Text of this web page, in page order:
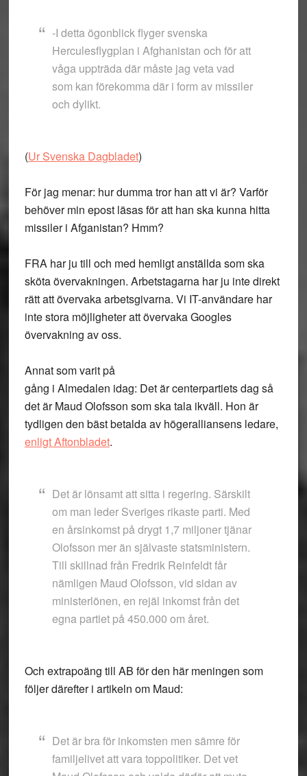
-I detta ögonblick flyger svenska
Herculesflygplan i Afghanistan och för att
våga uppträda där måste jag veta vad
som kan förekomma där i form av missiler
och dylikt.
(Ur Svenska Dagbladet)
För jag menar: hur dumma tror han att vi är? Varför
behöver min epost läsas för att han ska kunna hitta
missiler i Afganistan? Hmm?
FRA har ju till och med hemligt anställda som ska
sköta övervakningen. Arbetstagarna har ju inte direkt
rätt att övervaka arbetsgivarna. Vi IT-användare har
inte stora möjligheter att övervaka Googles
övervakning av oss.
Annat som varit på
gång i Almedalen idag: Det är centerpartiets dag så
det är Maud Olofsson som ska tala ikväll. Hon är
tydligen den bäst betalda av högeralliansens ledare,
enligt Aftonbladet.
Det är lönsamt att sitta i regering. Särskilt
om man leder Sveriges rikaste parti. Med
en årsinkomst på drygt 1,7 miljoner tjänar
Olofsson mer än självaste statsministern.
Till skillnad från Fredrik Reinfeldt får
nämligen Maud Olofsson, vid sidan av
ministerlönen, en rejäl inkomst från det
egna partiet på 450.000 om året.
Och extrapoäng till AB för den här meningen som
följer därefter i artikeln om Maud:
Det är bra för inkomsten men sämre för
familjelivet att vara toppolitiker. Det vet